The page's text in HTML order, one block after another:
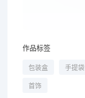
作品标签
包装盒 手提袋
首饰